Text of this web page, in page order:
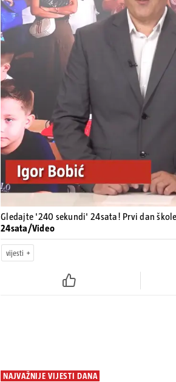
Gledajte '240 sekundi' 24sata! Prvi dan
24sata/Video
vijesti
NAJVAŽNIJE VIJESTI DANA